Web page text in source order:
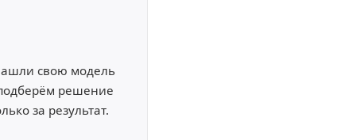
свою модель
решение
за результат.